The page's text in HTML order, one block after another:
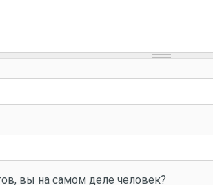
вы на самом деле человек?